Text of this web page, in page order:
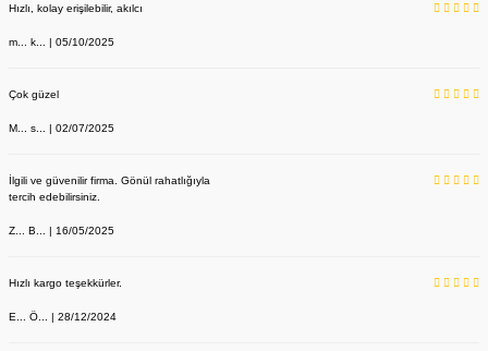
Hızlı, kolay erişilebilir, akılcı
m... k... | 05/10/2025
Çok güzel
M... s... | 02/07/2025
İlgili ve güvenilir firma. Gönül rahatlığıyla
tercih edebilirsiniz.
Z... B... | 16/05/2025
Hızlı kargo teşekkürler.
E... Ö... | 28/12/2024